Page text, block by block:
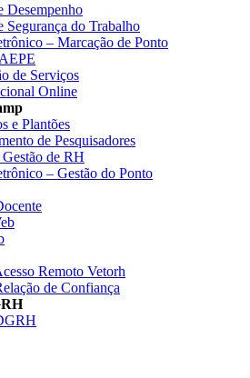
Desempenho
Segurança do Trabalho
– Marcação de Ponto
de Serviços
Online
e Plantões
de Pesquisadores
de RH
– Gestão do Ponto
Remoto Vetorh
de Confiança